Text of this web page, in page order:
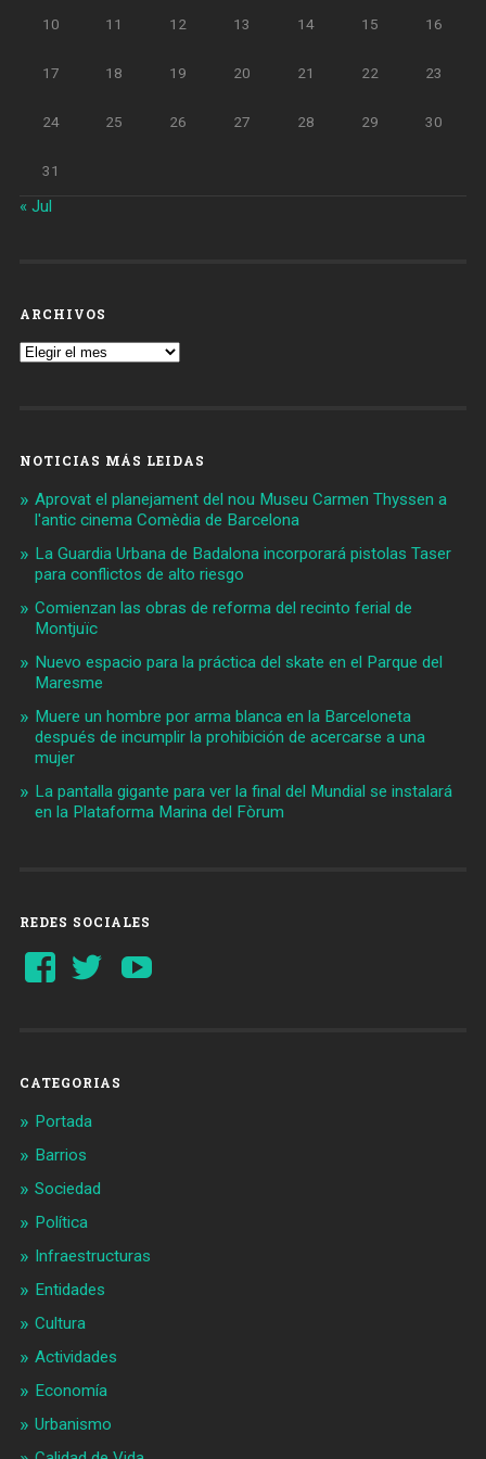
10 11 12 13 14 15 16
17 18 19 20 21 22 23
24 25 26 27 28 29 30
31
« Jul
ARCHIVOS
Archivos
NOTICIAS MÁS LEIDAS
Aprovat el planejament del nou Museu Carmen Thyssen a
l'antic cinema Comèdia de Barcelona
La Guardia Urbana de Badalona incorporará pistolas Taser
para conflictos de alto riesgo
Comienzan las obras de reforma del recinto ferial de
Montjuïc
Nuevo espacio para la práctica del skate en el Parque del
Maresme
Muere un hombre por arma blanca en la Barceloneta
después de incumplir la prohibición de acercarse a una
mujer
La pantalla gigante para ver la final del Mundial se instalará
en la Plataforma Marina del Fòrum
REDES SOCIALES
Ver
perfil
Ver
perfil
CATEGORIAS
Portada
Barrios
Sociedad
Política
Infraestructuras
Entidades
Cultura
Actividades
Economía
Urbanismo